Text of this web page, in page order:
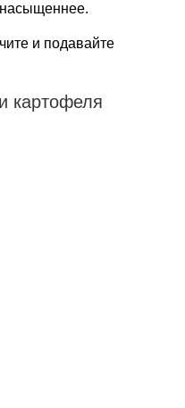
насыщеннее.
и подавайте
картофеля